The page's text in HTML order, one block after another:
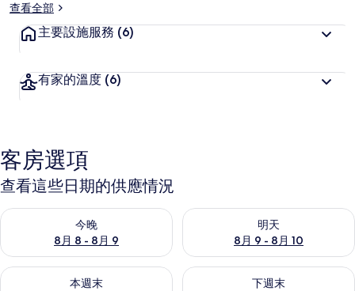
查看全部
主要設施服務 (6)
有家的溫度 (6)
客房選項
查看這些日期的供應情況
今晚
8月 8 - 8月 9
查看今晚 (8月 8 - 8月 9) 的供應情況
明天
8月 9 - 8月 10
查看明天 (8月 9 - 8月 10) 的供
本週末
查看本週末 (8月 14 - 8月 16) 的供應情況
下週末
查看下週末 (8月 21 - 8月 23)